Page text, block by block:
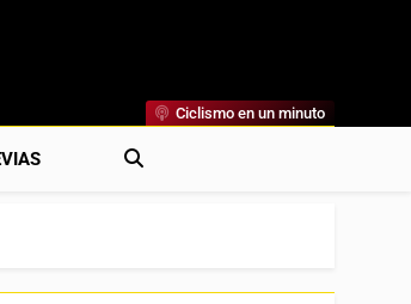
Más. La Web Ciclista De Referencia.
Ciclismo en un minuto